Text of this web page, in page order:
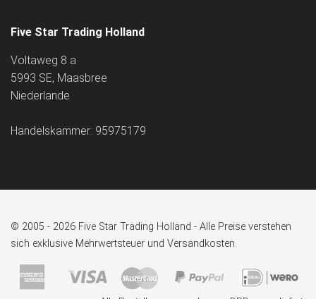
Five Star Trading Holland
Voltaweg 8 a
5993 SE, Maasbree
Niederlande
Handelskammer: 95975179
© 2005 - 2026 Five Star Trading Holland - Alle Preise verstehen
sich exklusive Mehrwertsteuer und Versandkosten.